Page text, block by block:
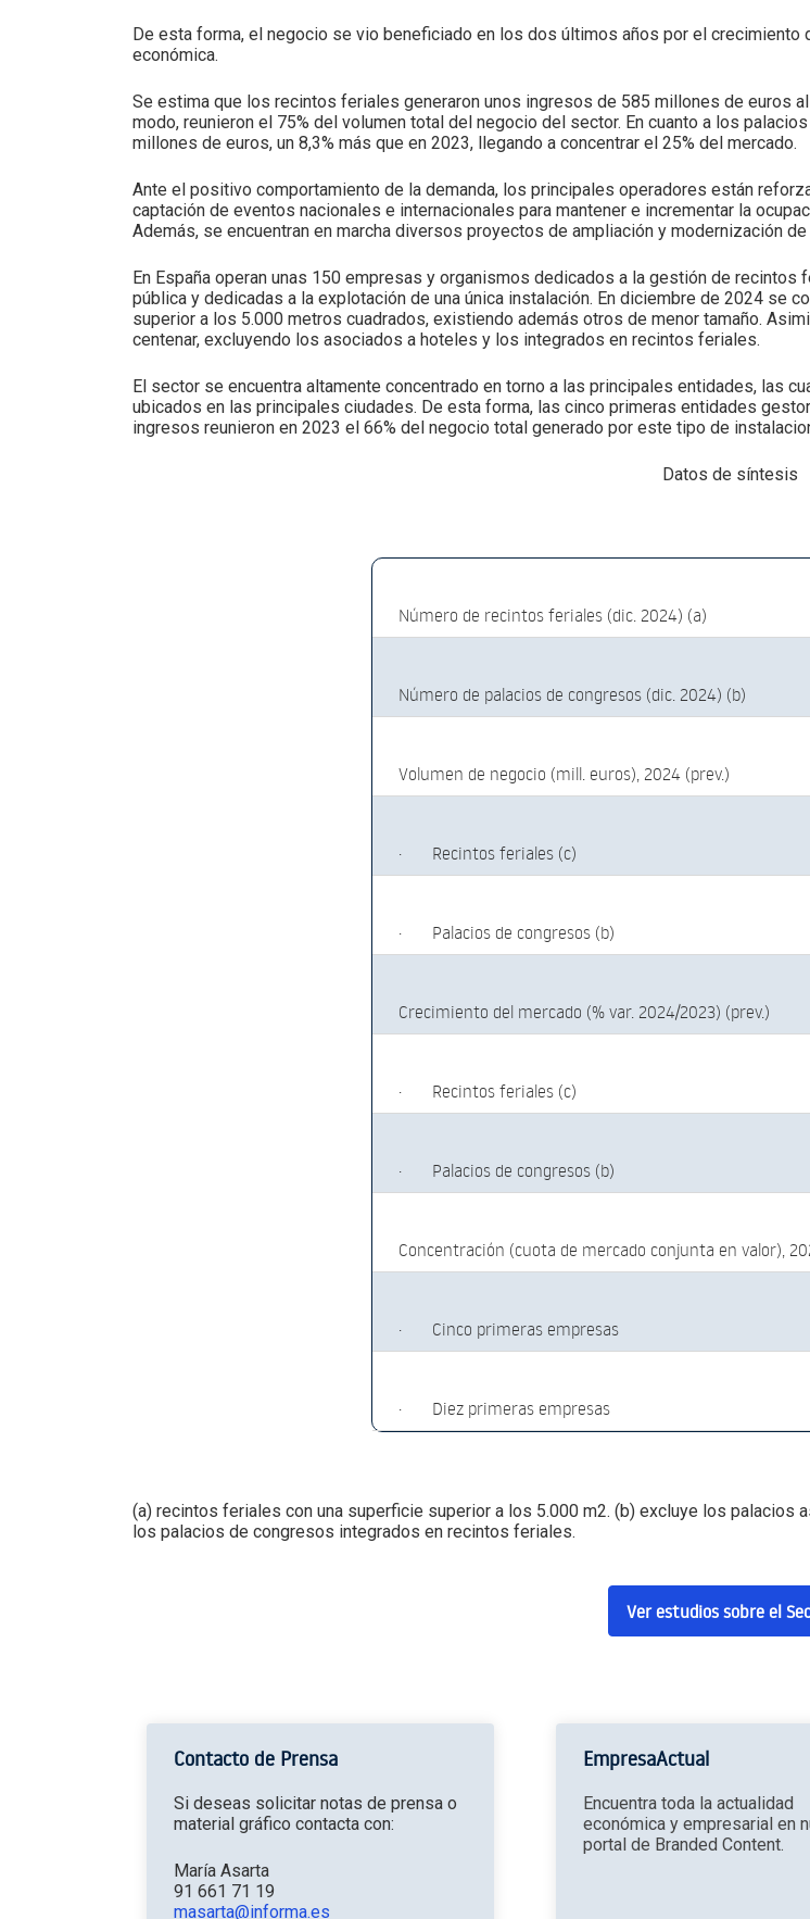
De esta forma, el negocio se vio beneficiado en los dos últimos años por el crecimiento
económica.
Se estima que los recintos feriales generaron unos ingresos de 585 millones de euros
modo, reunieron el 75% del volumen total del negocio del sector. En cuanto a los
millones de euros, un 8,3% más que en 2023, llegando a concentrar el 25% del mercado.
Ante el positivo comportamiento de la demanda, los principales operadores están
captación de eventos nacionales e internacionales para mantener e incrementar la
Además, se encuentran en marcha diversos proyectos de ampliación y modernización
En España operan unas 150 empresas y organismos dedicados a la gestión de
pública y dedicadas a la explotación de una única instalación. En diciembre de 2024 se
superior a los 5.000 metros cuadrados, existiendo además otros de menor tamaño.
centenar, excluyendo los asociados a hoteles y los integrados en recintos feriales.
El sector se encuentra altamente concentrado en torno a las principales entidades, las
ubicados en las principales ciudades. De esta forma, las cinco primeras entidades
ingresos reunieron en 2023 el 66% del negocio total generado por este tipo de
Datos de síntesis
Número de recintos feriales (dic. 2024) (a)
Número de palacios de congresos (dic. 2024) (b)
Volumen de negocio (mill. euros), 2024 (prev.)
· Recintos feriales (c)
· Palacios de congresos (b)
Crecimiento del mercado (% var. 2024/2023) (prev.)
· Recintos feriales (c)
· Palacios de congresos (b)
Concentración (cuota de mercado conjunta en valor),
· Cinco primeras empresas
· Diez primeras empresas
(a) recintos feriales con una superficie superior a los 5.000 m2. (b) excluye los
los palacios de congresos integrados en recintos feriales.
Ver estudios sobre el
Contacto de Prensa
Si deseas solicitar notas de prensa o
material gráfico contacta con:
María Asarta
91 661 71 19
masarta@informa.es
EmpresaActual
Encuentra toda la actualidad
económica y empresarial en
portal de Branded Content.